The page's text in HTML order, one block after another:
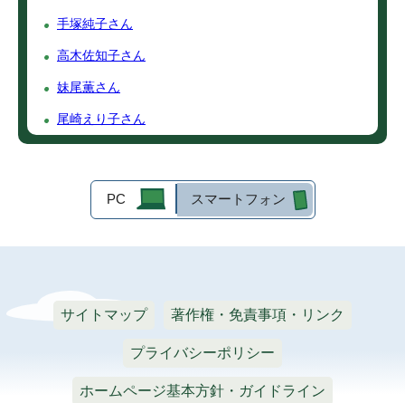
手塚純子さん
高木佐知子さん
妹尾薫さん
尾崎えり子さん
PC スマートフォン
サイトマップ 著作権・免責事項・リンク
プライバシーポリシー
ホームページ基本方針・ガイドライン